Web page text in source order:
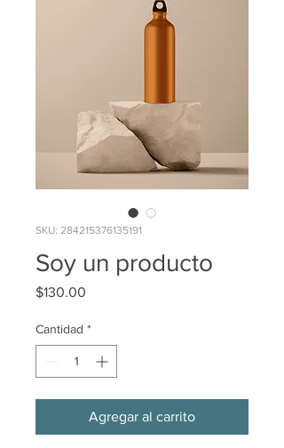
SKU: 284215376135191
Soy un producto
$130.00
Cantidad *
Agregar al carrito